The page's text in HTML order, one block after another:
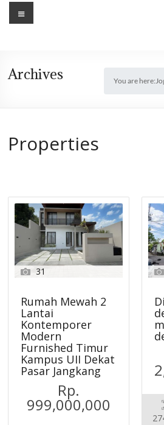
Menu
Archives You are here:
Properties
31
Rumah Mewah 2
Lantai
Kontemporer
Modern
Furnished Timur
Kampus UII Dekat
Pasar Jangkang
Rp.
999,000,000